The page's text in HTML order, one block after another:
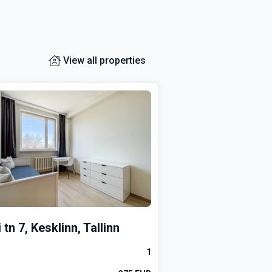
View all properties
tn 7, Kesklinn, Tallinn
1